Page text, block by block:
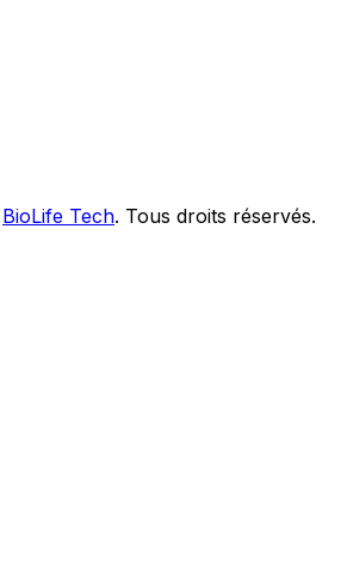
BioLife Tech. Tous droits réservés.